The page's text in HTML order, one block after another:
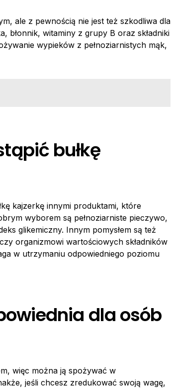
ale z pewnością nie jest też szkodliwa dla
błonnik, witaminy z grupy B oraz składniki
wypieków z pełnoziarnistych mąk,
bułkę
kajzerkę innymi produktami, które
wyborem są pełnoziarniste pieczywo,
glikemiczny. Innym pomysłem są też
organizmowi wartościowych składników
w utrzymaniu odpowiedniego poziomu
dla osób
więc można ją spożywać w
jeśli chcesz zredukować swoją wagę,